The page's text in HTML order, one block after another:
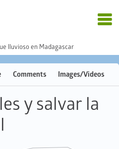
lluvioso en Madagascar
Comments Images/Videos
y salvar la